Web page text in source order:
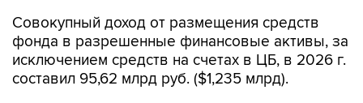
Совокупный доход от размещения средств
фонда в разрешенные финансовые активы, за
исключением средств на счетах в ЦБ, в 2026 г.
составил 95,62 млрд руб. ($1,235 млрд).